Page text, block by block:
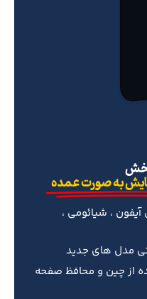
به صورت عمده
، شیائومی ،
از چین و محافظ صفحه